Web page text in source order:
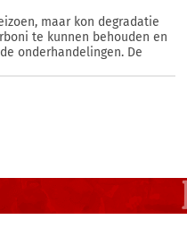
maar kon degradatie
te kunnen behouden en
onderhandelingen. De